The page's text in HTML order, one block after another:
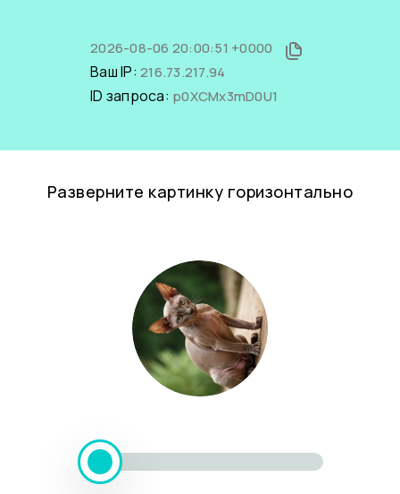
2026-08-06 20:00:51 +0000
Ваш IP: 216.73.217.94
ID запроса: p0XCMx3mD0U1
Разверните картинку горизонтально